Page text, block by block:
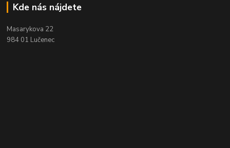
Kde nás nájdete
Masarykova 22
984 01 Lučenec